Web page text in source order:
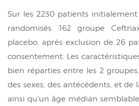
Sur les 2230 patients
randomisés :162 groupe
placebo, après exclusion de 26
consentement. Les
bien réparties entre les 2
des sexes, des antécédents, et de
ainsi qu'un âge médian